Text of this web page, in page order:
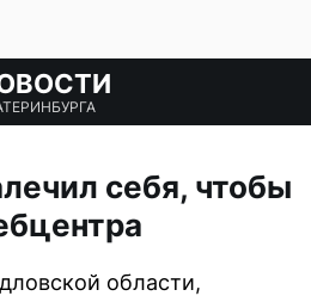
себя, чтобы
области,